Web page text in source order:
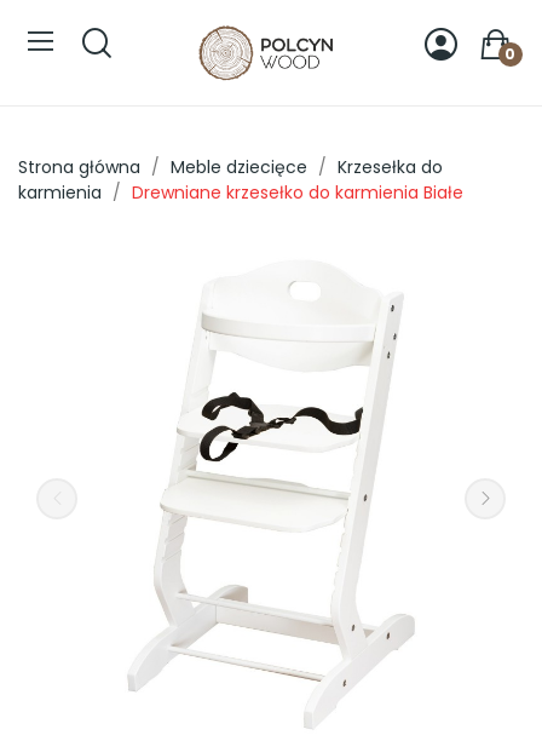
0
Strona główna Meble dziecięce
Krzesełka do
karmienia
Drewniane krzesełko do karmienia Białe